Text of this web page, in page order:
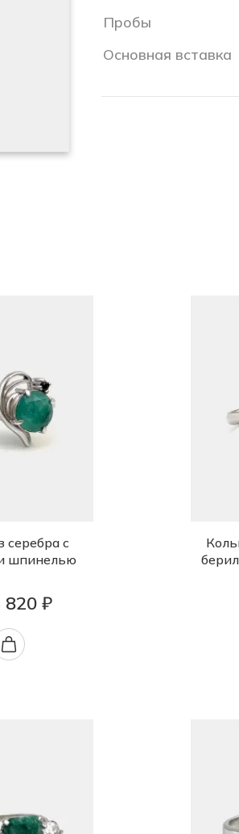
Пробы
Основная вставка
серебра с
шпинелью
820 ₽